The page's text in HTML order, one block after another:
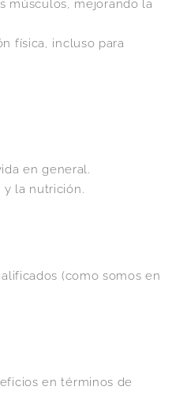
músculos, mejorando la
física, incluso para
en general.
y la nutrición.
(como somos en
en términos de